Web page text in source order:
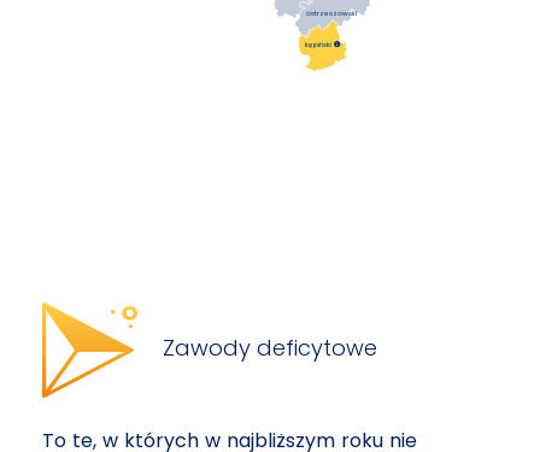
kępiński
ostrzeszowski
Zawody deficytowe
To te, w których w najbliższym roku nie